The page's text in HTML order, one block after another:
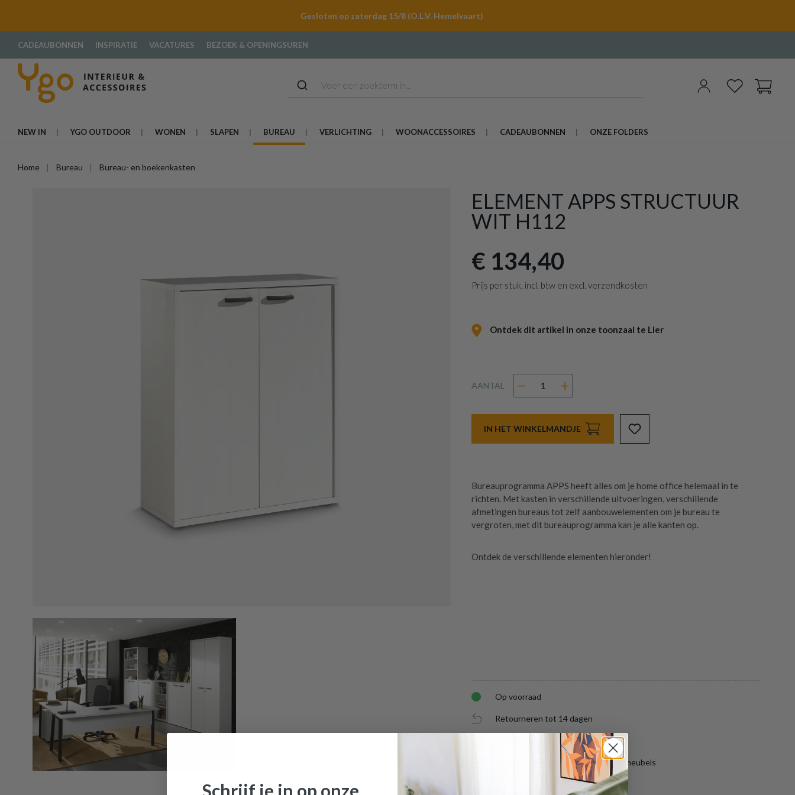
Gesloten op zaterdag 15/8 (O.L.V. Hemelvaart)
CADEAUBONNEN INSPIRATIE VACATURES BEZOEK & OPENINGSUREN
NEW IN YGO OUTDOOR WONEN SLAPEN BUREAU VERLICHTING WOONACCESSOIRES CADEAUBONNEN ONZE FOLDERS
Home Bureau Bureau- en boekenkasten
ELEMENT APPS STRUCTUUR
WIT H112
€ 134,40
Prijs per stuk, incl. btw en excl. verzendkosten
Ontdek dit artikel in onze toonzaal te Lier
AANTAL
IN HET WINKELMANDJE
Bureauprogramma APPS heeft alles om je home office helemaal in te
richten. Met kasten in verschillende uitvoeringen, verschillende
afmetingen bureaus tot zelf aanbouwelementen om je bureau te
vergroten, met dit bureauprogramma kan je alle kanten op.
Ontdek de verschillende elementen hieronder!
Op voorraad
Retourneren tot 14 dagen
Verzending binnen België
Tot één jaar gratis opslag van jouw meubels
Schrijf je in op onze